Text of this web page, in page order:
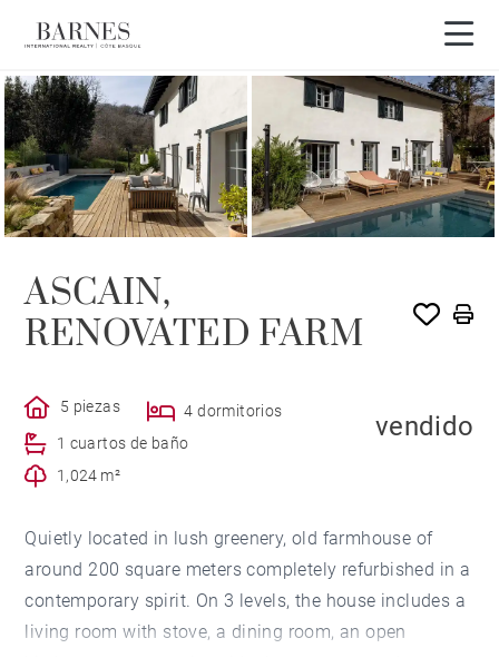
VENDIDO POR BARNES
ASCAIN,
RENOVATED FARM
5 piezas
4 dormitorios
1 cuartos de baño
1,024 m²
vendido
Quietly located in lush greenery, old farmhouse of
around 200 square meters completely refurbished in a
contemporary spirit. On 3 levels, the house includes a
living room with stove, a dining room, an open